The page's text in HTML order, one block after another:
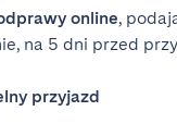
online,
na 5 dni przed
przyjazd